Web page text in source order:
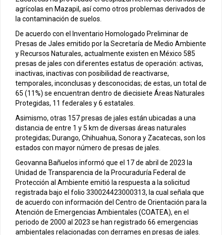
agrícolas en Mazapil, así como otros problemas derivados de
la contaminación de suelos.
De acuerdo con el Inventario Homologado Preliminar de
Presas de Jales emitido por la Secretaría de Medio Ambiente
y Recursos Naturales, actualmente existen en México 585
presas de jales con diferentes estatus de operación: activas,
inactivas, inactivas con posibilidad de reactivarse,
temporales, inconclusas y desconocidas; de estas, un total de
65 (11%) se encuentran dentro de diecisiete Áreas Naturales
Protegidas, 11 federales y 6 estatales.
Asimismo, otras 157 presas de jales están ubicadas a una
distancia de entre 1 y 5 km de diversas áreas naturales
protegidas; Durango, Chihuahua, Sonora y Zacatecas, son los
estados con mayor número de presas de jales.
Geovanna Bañuelos informó que el 17 de abril de 2023 la
Unidad de Transparencia de la Procuraduría Federal de
Protección al Ambiente emitió la respuesta a la solicitud
registrada bajo el folio 330024423000313, la cual señala que
de acuerdo con información del Centro de Orientación para la
Atención de Emergencias Ambientales (COATEA), en el
periodo de 2000 al 2023 se han registrado 66 emergencias
ambientales relacionadas con derrames en presas de jales.